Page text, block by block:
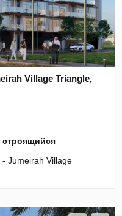
Village Triangle,
строящийся
Jumeirah Village